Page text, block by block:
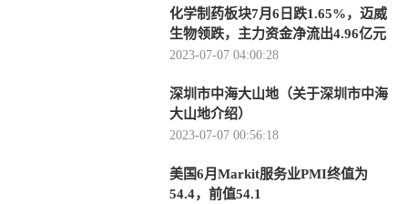
化学制药板块7月6日跌1.65%，迈威
生物领跌，主力资金净流出4.96亿元
2023-07-07 04:00:28
深圳市中海大山地（关于深圳市中海
大山地介绍）
2023-07-07 00:56:18
美国6月Markit服务业PMI终值为
54.4，前值54.1